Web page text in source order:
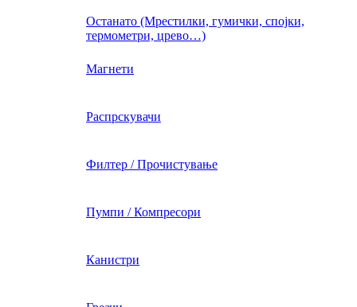
Останато (Мрестилки, гумички, спојки,
термометри, црево…)
Магнети
Распрскувачи
Филтер / Прочистување
Пумпи / Компресори
Канистри